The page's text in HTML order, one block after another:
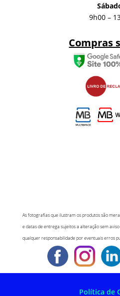
9h00 –
Compras
As fotografias que ilustram os produtos são
e datas de entrega sujeitos a alteração sem
qualquer responsabilidade por eventuais erros
Política de